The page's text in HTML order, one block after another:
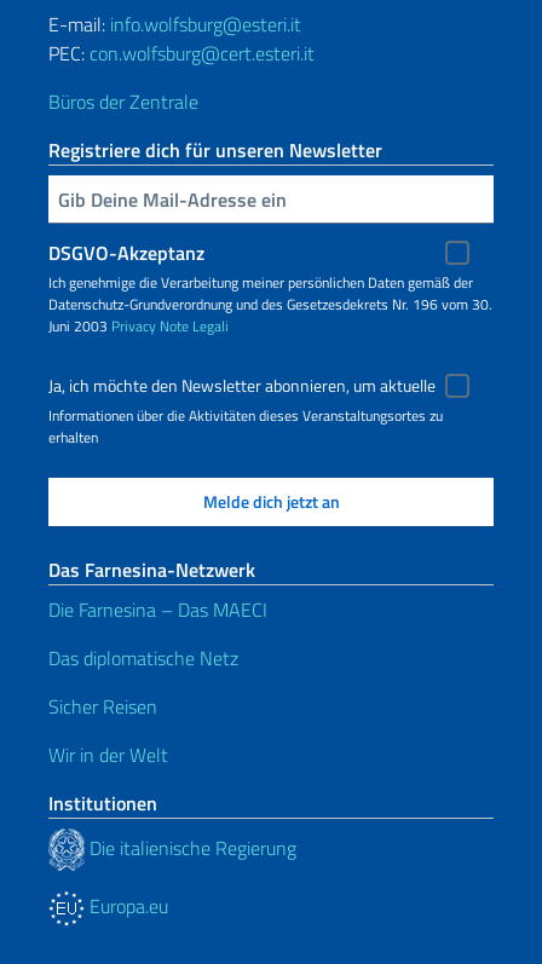
E-mail: info.wolfsburg@esteri.it
PEC: con.wolfsburg@cert.esteri.it
Büros der Zentrale
Registriere dich für unseren Newsletter
Geben Sie Ihre E-Mail ein
DSGVO-Akzeptanz
Ich genehmige die Verarbeitung meiner persönlichen Daten gemäß der
Datenschutz-Grundverordnung und des Gesetzesdekrets Nr. 196 vom 30.
Juni 2003 Privacy Note Legali
Ja, ich möchte den Newsletter abonnieren, um aktuelle
Informationen über die Aktivitäten dieses Veranstaltungsortes zu
erhalten
Das Farnesina-Netzwerk
Die Farnesina – Das MAECI
Das diplomatische Netz
Sicher Reisen
Wir in der Welt
Institutionen
Die italienische Regierung
Europa.eu